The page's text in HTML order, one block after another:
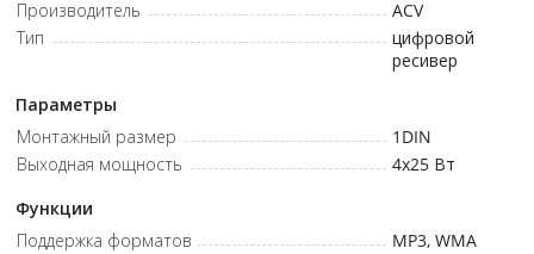
Производитель
ACV
Тип
цифровой
ресивер
Параметры
Монтажный размер
1DIN
Выходная мощность
4x25 Вт
Функции
Поддержка форматов
MP3, WMA